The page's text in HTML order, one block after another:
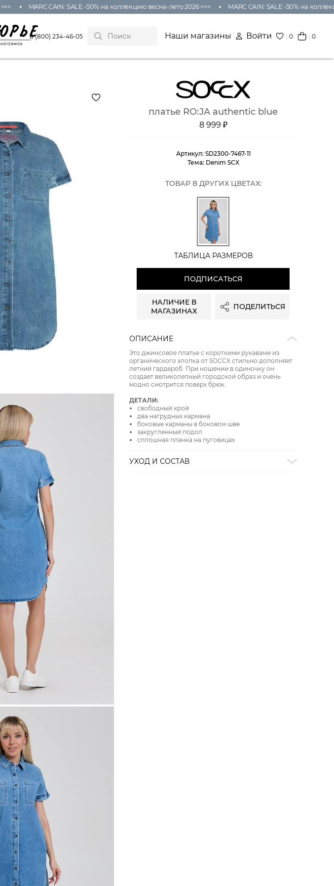
MARC CAIN: SALE -50% на коллекцию весна-лето 2026 >>> MARC CAIN: SALE -50% на
8 (800) 234-46-05 Наши магазины Войти :0 : 0
платье RO:JA authentic blue
8 999 ₽
Артикул: SD2300-7467-11
Тема: Denim SCX
ТОВАР В ДРУГИХ ЦВЕТАХ:
ТАБЛИЦА РАЗМЕРОВ
ПОДПИСАТЬСЯ
НАЛИЧИЕ В
МАГАЗИНАХ
ПОДЕЛИТЬСЯ
ОПИСАНИЕ
Это джинсовое платье с короткими рукавами из
органического хлопка от SOCCX стильно дополняет
летний гардероб. При ношении в одиночку он
создает великолепный городской образ и очень
модно смотрится поверх брюк.
ДЕТАЛИ:
свободный крой
два нагрудных кармана
боковые карманы в боковом шве
закругленный подол
сплошная планка на пуговицах
УХОД И СОСТАВ